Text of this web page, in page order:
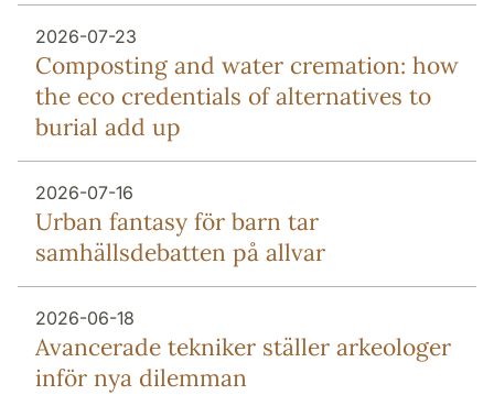
2026-07-23
Composting and water cremation: how
the eco credentials of alternatives to
burial add up
2026-07-16
Urban fantasy för barn tar
samhällsdebatten på allvar
2026-06-18
Avancerade tekniker ställer arkeologer
inför nya dilemman